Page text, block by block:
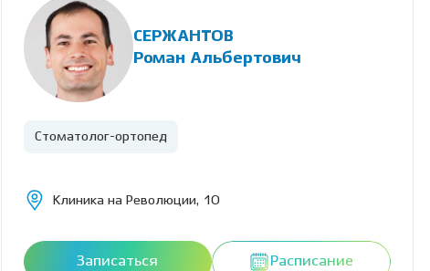
СЕРЖАНТОВ
Роман Альбертович
Стоматолог-ортопед
Клиника на Революции, 10
Записаться Расписание